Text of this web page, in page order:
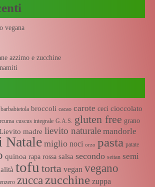
vegana
azzimo e zucchine
barbabietola broccoli cacao carote ceci cioccolato
cuscus integrale G.A.S. gluten free grano
madre lievito naturale mandorle
Natale miglio noci orzo pasta patate
quinoa rapa rossa salsa secondo seitan semi
tofu torta vegan vegano
zucca zucchine zuppa